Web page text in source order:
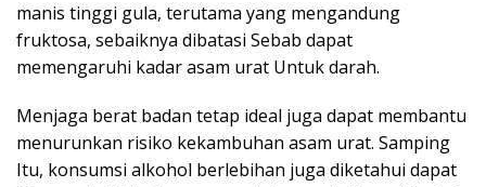
manis tinggi gula, terutama yang mengandung
fruktosa, sebaiknya dibatasi Sebab dapat
memengaruhi kadar asam urat Untuk darah.
Menjaga berat badan tetap ideal juga dapat membantu
menurunkan risiko kekambuhan asam urat. Samping
Itu, konsumsi alkohol berlebihan juga diketahui dapat